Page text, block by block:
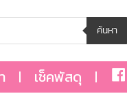
ค้นหา
เช็คพัสดุ